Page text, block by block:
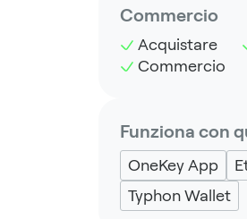
Commercio
Acquistare
Commercio
Funziona con
OneKey App
Typhon Wallet